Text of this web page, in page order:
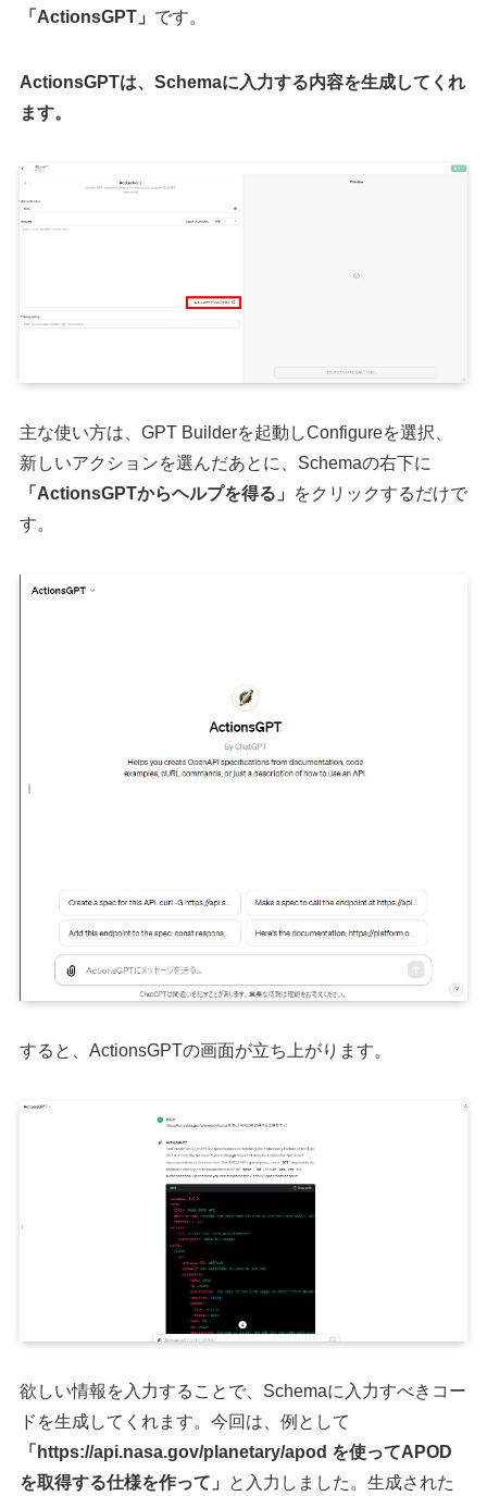
「ActionsGPT」 です。
ActionsGPTは、Schemaに入力する内容を生成してくれ
ます。
主な使い方は、GPT Builderを起動しConfigureを選択、
新しいアクションを選んだあとに、Schemaの右下に
「ActionsGPTからヘルプを得る」
をクリックするだけで
す。
すると、ActionsGPTの画面が立ち上がります。
欲しい情報を入力することで、Schemaに入力すべきコー
ドを生成してくれます。今回は、例として
「https://api.nasa.gov/planetary/apod を使ってAPOD
を取得する仕様を作って」
と入力しました。生成された